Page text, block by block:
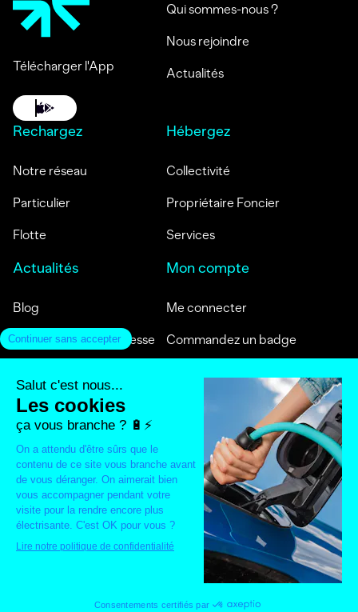
Télécharger l'App
Qui sommes-nous ?
Nous rejoindre
Actualités
Rechargez
Notre réseau
Particulier
Flotte
Hébergez
Collectivité
Propriétaire Foncier
Services
Actualités
Blog
Communiqués de presse
Média
Mon compte
Me connecter
Commandez un badge
Aide
FAQ
© 2025 Stations-e. Tous droits réservés
Politique de confidentialitéCookies